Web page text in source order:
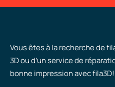
Vous êtes à la recherche de
3D ou d’un service de
bonne impression avec fila3D!